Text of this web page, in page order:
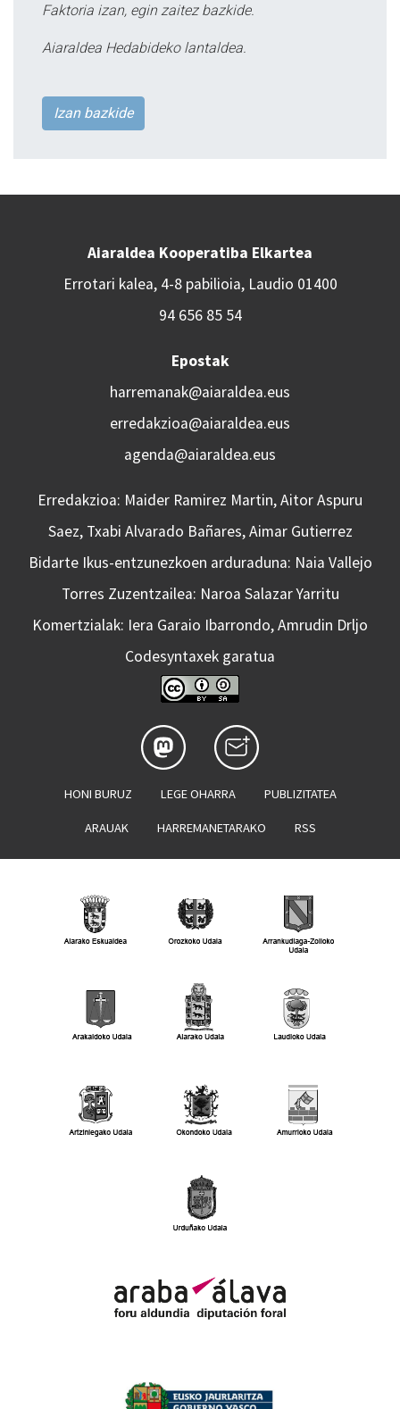
Faktoria izan, egin zaitez bazkide.
Aiaraldea Hedabideko lantaldea.
Izan bazkide
Aiaraldea Kooperatiba Elkartea
Errotari kalea, 4-8 pabilioia, Laudio 01400
94 656 85 54
Epostak
harremanak@aiaraldea.eus
erredakzioa@aiaraldea.eus
agenda@aiaraldea.eus
Erredakzioa: Maider Ramirez Martin, Aitor Aspuru
Saez, Txabi Alvarado Bañares, Aimar Gutierrez
Bidarte Ikus-entzunezkoen arduraduna: Naia Vallejo
Torres Zuzentzailea: Naroa Salazar Yarritu
Komertzialak: Iera Garaio Ibarrondo, Amrudin Drljo
Codesyntaxek garatua
HONI BURUZ LEGE OHARRA PUBLIZITATEA
ARAUAK HARREMANETARAKO RSS